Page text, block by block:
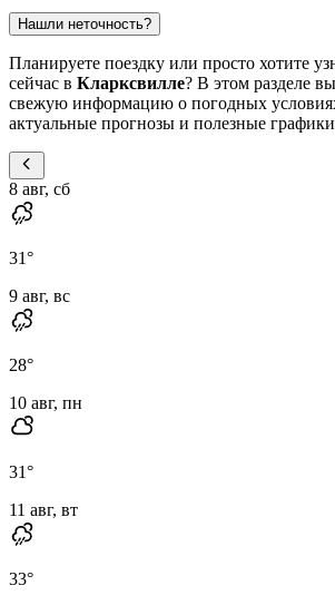
Нашли неточность?
Планируете поездку или просто хотите
сейчас в Кларксвилле? В этом разделе
свежую информацию о погодных
актуальные прогнозы и полезные
8 авг, сб
31°
9 авг, вс
28°
10 авг, пн
31°
11 авг, вт
33°